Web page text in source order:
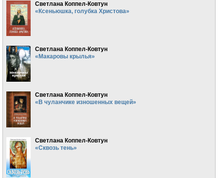
Светлана Коппел-Ковтун
«Ксеньюшка, голубка Христова»
Светлана Коппел-Ковтун
«Макаровы крылья»
Светлана Коппел-Ковтун
«В чуланчике изношенных вещей»
Светлана Коппел-Ковтун
«Сквозь тень»